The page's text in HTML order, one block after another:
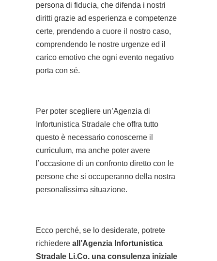
persona di fiducia, che difenda i nostri
diritti grazie ad esperienza e competenze
certe, prendendo a cuore il nostro caso,
comprendendo le nostre urgenze ed il
carico emotivo che ogni evento negativo
porta con sé.
Per poter scegliere un’Agenzia di
Infortunistica Stradale che offra tutto
questo è necessario conoscerne il
curriculum, ma anche poter avere
l’occasione di un confronto diretto con le
persone che si occuperanno della nostra
personalissima situazione.
Ecco perché, se lo desiderate, potrete
richiedere all’Agenzia Infortunistica
Stradale Li.Co. una consulenza iniziale